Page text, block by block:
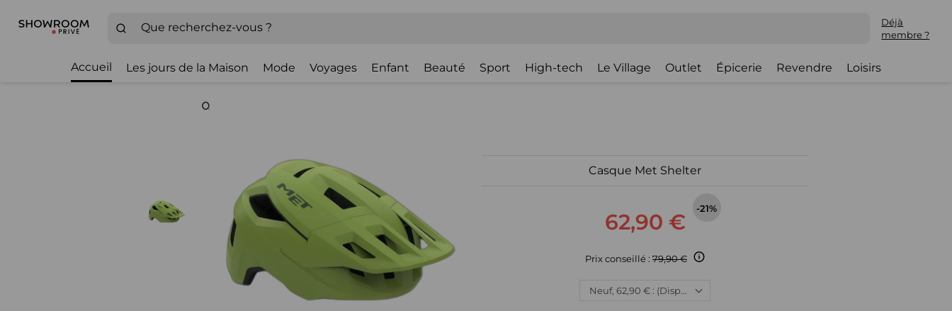
Déjà
membre ?
Accueil Les jours de la Maison Mode Voyages Enfant Beauté Sport High-tech Le Village Outlet Épicerie Revendre Loisirs
Casque Met Shelter
62,90 €
-21%
Prix conseillé : 79,90 €
Neuf, 62,90 € : (Disponible)